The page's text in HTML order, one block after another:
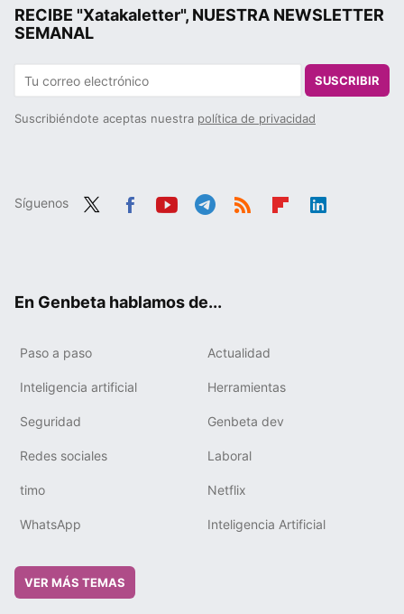
RECIBE "Xatakaletter", NUESTRA NEWSLETTER
SEMANAL
SUSCRIBIR
Suscribiéndote aceptas nuestra política de privacidad
Síguenos
En Genbeta hablamos de...
Paso a paso Actualidad
Inteligencia artificial Herramientas
Seguridad Genbeta dev
Redes sociales Laboral
timo Netflix
WhatsApp Inteligencia Artificial
VER MÁS TEMAS